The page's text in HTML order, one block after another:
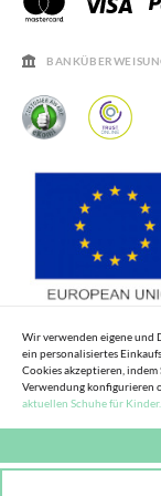
SALE
ÖFFNUNGSZEITEN
HÄUFIGKEIT DER
Wir verwenden eigene und
ein personalisiertes
Cookies akzeptieren,
Verwendung konfigurieren
aktuellen Schuhe für Kinder.